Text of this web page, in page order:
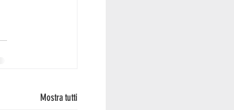
Mostra tutti